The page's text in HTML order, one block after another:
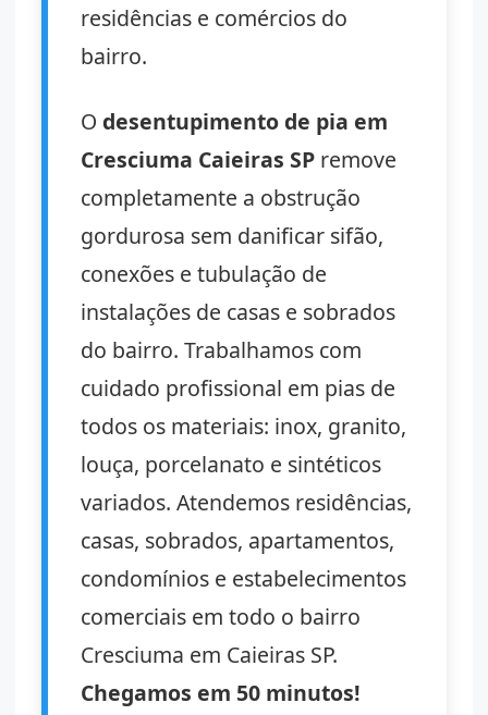
residências e comércios do
bairro.
O desentupimento de pia em
Cresciuma Caieiras SP remove
completamente a obstrução
gordurosa sem danificar sifão,
conexões e tubulação de
instalações de casas e sobrados
do bairro. Trabalhamos com
cuidado profissional em pias de
todos os materiais: inox, granito,
louça, porcelanato e sintéticos
variados. Atendemos residências,
casas, sobrados, apartamentos,
condomínios e estabelecimentos
comerciais em todo o bairro
Cresciuma em Caieiras SP.
Chegamos em 50 minutos!